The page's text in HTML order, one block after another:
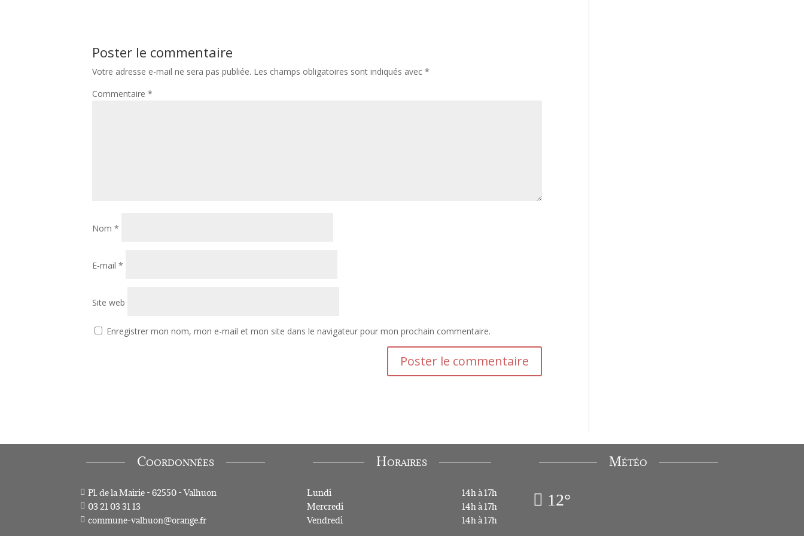
Poster le commentaire
Votre adresse e-mail ne sera pas publiée. Les champs obligatoires sont indiqués avec*
Commentaire*
Nom*
E-mail*
Site web
Enregistrer mon nom, mon e-mail et mon site dans le navigateur pour mon prochain commentaire.
Coordonnées
 Pl. de la Mairie - 62550 - Valhuon
 03 21 03 31 13
 commune-valhuon@orange.fr
Horaires
Lundi
14h à 17h
Mercredi
14h à 17h
Vendredi
14h à 17h
Météo
12°